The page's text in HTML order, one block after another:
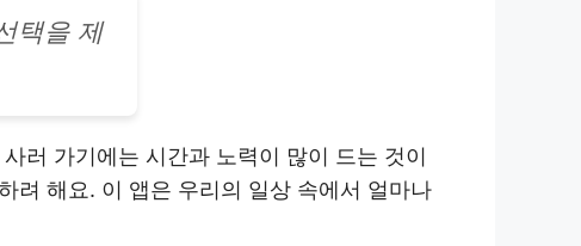
택을 제
러 가기에는 시간과 노력이 많이 드는 것이
려 해요. 이 앱은 우리의 일상 속에서 얼마나